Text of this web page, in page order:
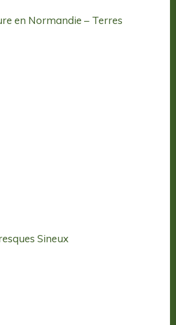
en Normandie – Terres
Sineux